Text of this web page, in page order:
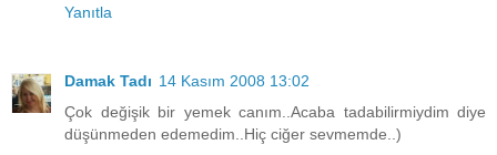
Yanıtla
Damak Tadı 14 Kasım 2008 13:02
Çok değişik bir yemek canım..Acaba tadabilirmiydim diye
düşünmeden edemedim..Hiç ciğer sevmemde..)